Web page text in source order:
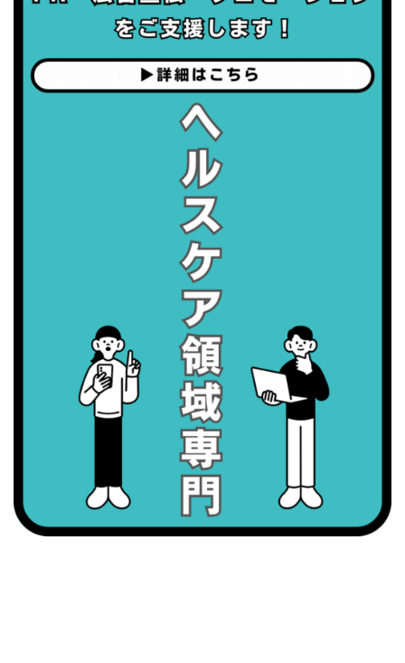
・職場の健康診断実施強化月間
・がん征圧月間
・職場の健康診断実施強化月間
・職場の健康診断実施強化月間
・スッキリ美腸の日
・よくばり脱毛の日
・世界アルツハイマー月間
・健康増進普及月間
・歯ヂカラ探究月間